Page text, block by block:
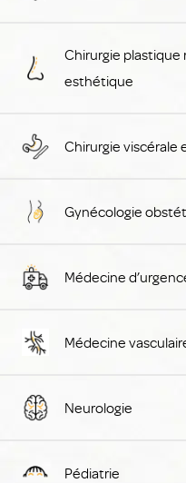
Chirurgie
esthétique
Chirurgie viscérale
Gynécologie
Médecine
Médecine
Neurologie
Pédiatrie